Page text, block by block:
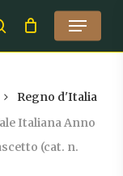
search
Menu
Regno d'Italia
Italiana Anno
(cat. n.
Close